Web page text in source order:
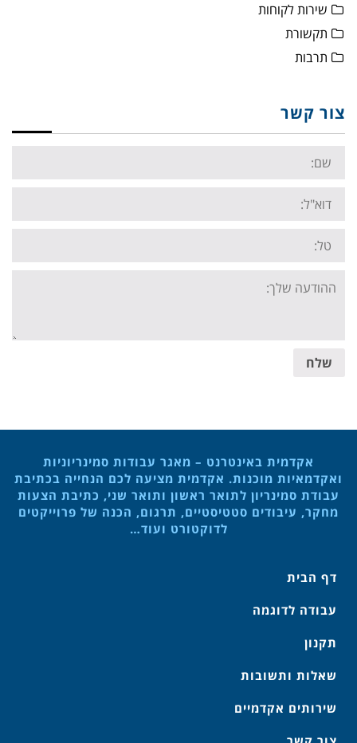
שירות לקוחות
תקשורת
תרבות
צור קשר
Name:
Email:
Tel:
Your
message:
שלח
אקדמית באינטרנט – מאגר עבודות סמינריוניות
ואקדמאיות מוכנות. אקדמית מציעה לכם הנחייה בכתיבת
עבודת סמינריון לתואר ראשון ותואר שני, כתיבת הצעות
מחקר, עיבודים סטטיסטיים, תרגום, הכנה של פרוייקטים
לדוקטורט ועוד…
דף הבית
עבודה לדוגמה
תקנון
שאלות ותשובות
שירותים אקדמיים